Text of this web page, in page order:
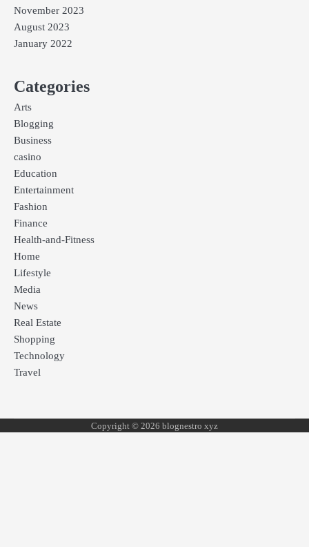
November 2023
August 2023
January 2022
Categories
Arts
Blogging
Business
casino
Education
Entertainment
Fashion
Finance
Health-and-Fitness
Home
Lifestyle
Media
News
Real Estate
Shopping
Technology
Travel
Copyright © 2026 blognestro xyz